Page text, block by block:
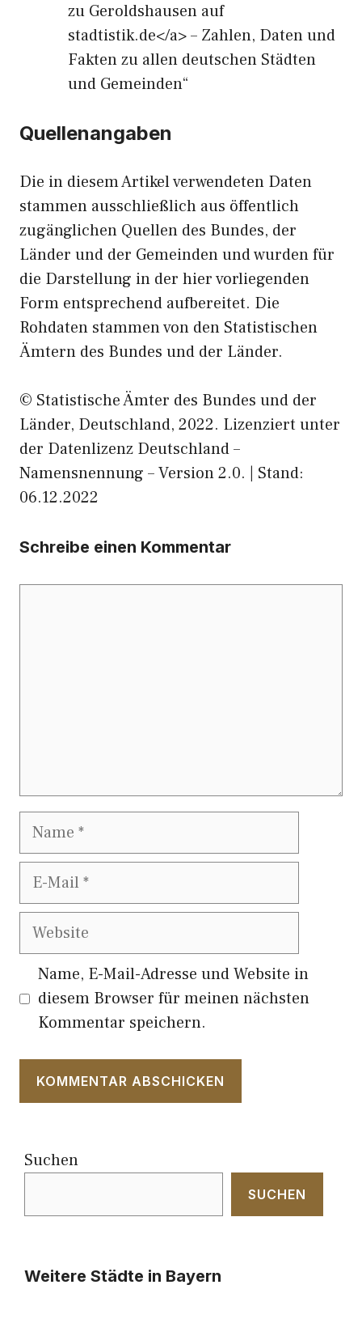
zu Geroldshausen auf
stadtistik.de</a> – Zahlen, Daten und
Fakten zu allen deutschen Städten
und Gemeinden“
Quellenangaben
Die in diesem Artikel verwendeten Daten
stammen ausschließlich aus öffentlich
zugänglichen Quellen des Bundes, der
Länder und der Gemeinden und wurden für
die Darstellung in der hier vorliegenden
Form entsprechend aufbereitet. Die
Rohdaten stammen von den Statistischen
Ämtern des Bundes und der Länder.
© Statistische Ämter des Bundes und der
Länder, Deutschland, 2022. Lizenziert unter
der Datenlizenz Deutschland –
Namensnennung – Version 2.0. | Stand:
06.12.2022
Schreibe einen Kommentar
Name
E-
Website
Name, E-Mail-Adresse und Website in
diesem Browser für meinen nächsten
Kommentar speichern.
Suchen
SUCHEN
Weitere Städte in Bayern